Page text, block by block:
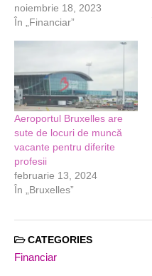
noiembrie 18, 2023
În „Financiar”
Aeroportul Bruxelles are
sute de locuri de muncă
vacante pentru diferite
profesii
februarie 13, 2024
În „Bruxelles”
CATEGORIES
Financiar